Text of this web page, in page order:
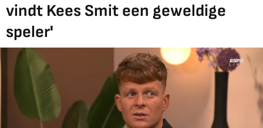
vindt Kees Smit een geweldige
speler'